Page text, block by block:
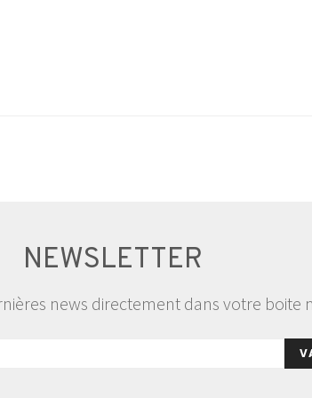
NEWSLETTER
news directement dans votre boite